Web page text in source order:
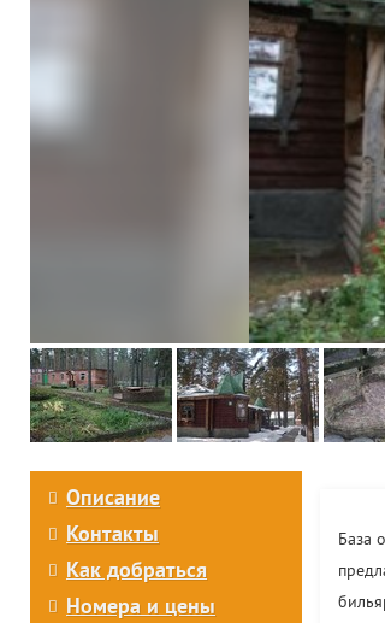
Описание
Контакты
Как добраться
Номера и цены
База